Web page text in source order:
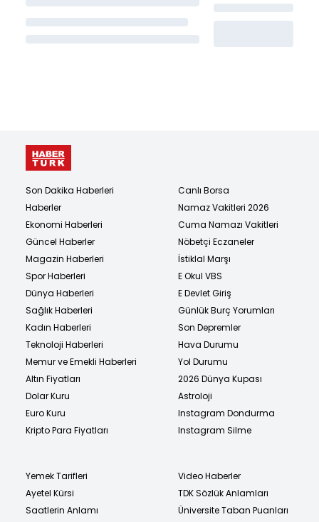
Son Dakika Haberleri
Haberler
Ekonomi Haberleri
Güncel Haberler
Magazin Haberleri
Spor Haberleri
Dünya Haberleri
Sağlık Haberleri
Kadın Haberleri
Teknoloji Haberleri
Memur ve Emekli Haberleri
Altın Fiyatları
Dolar Kuru
Euro Kuru
Kripto Para Fiyatları
Canlı Borsa
Namaz Vakitleri 2026
Cuma Namazı Vakitleri
Nöbetçi Eczaneler
İstiklal Marşı
E Okul VBS
E Devlet Giriş
Günlük Burç Yorumları
Son Depremler
Hava Durumu
Yol Durumu
2026 Dünya Kupası
Astroloji
Instagram Dondurma
Instagram Silme
Yemek Tarifleri
Ayetel Kürsi
Saatlerin Anlamı
Video Haberler
TDK Sözlük Anlamları
Üniversite Taban Puanları